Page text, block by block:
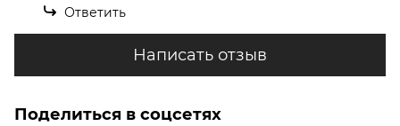
Ответить
Написать отзыв
Поделиться в соцсетях